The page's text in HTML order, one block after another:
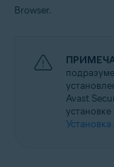
Browser.
Avast